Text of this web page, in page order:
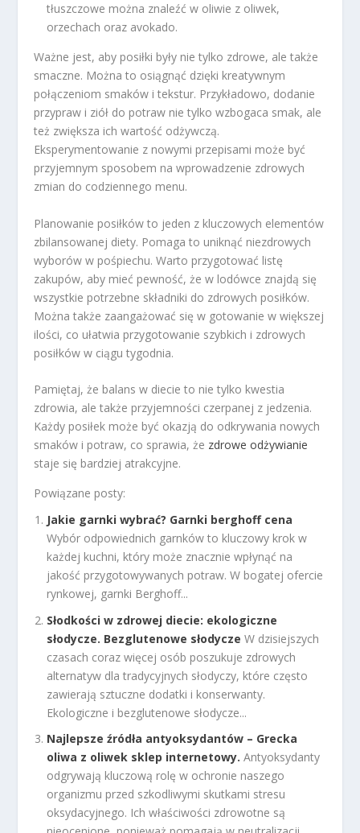
tłuszczowe można znaleźć w oliwie z oliwek,
orzechach oraz avokado.
Ważne jest, aby posiłki były nie tylko zdrowe, ale także
smaczne. Można to osiągnąć dzięki kreatywnym
połączeniom smaków i tekstur. Przykładowo, dodanie
przypraw i ziół do potraw nie tylko wzbogaca smak, ale
też zwiększa ich wartość odżywczą.
Eksperymentowanie z nowymi przepisami może być
przyjemnym sposobem na wprowadzenie zdrowych
zmian do codziennego menu.
Planowanie posiłków to jeden z kluczowych elementów
zbilansowanej diety. Pomaga to uniknąć niezdrowych
wyborów w pośpiechu. Warto przygotować listę
zakupów, aby mieć pewność, że w lodówce znajdą się
wszystkie potrzebne składniki do zdrowych posiłków.
Można także zaangażować się w gotowanie w większej
ilości, co ułatwia przygotowanie szybkich i zdrowych
posiłków w ciągu tygodnia.
Pamiętaj, że balans w diecie to nie tylko kwestia
zdrowia, ale także przyjemności czerpanej z jedzenia.
Każdy posiłek może być okazją do odkrywania nowych
smaków i potraw, co sprawia, że zdrowe odżywianie
staje się bardziej atrakcyjne.
Powiązane posty:
Jakie garnki wybrać? Garnki berghoff cena
Wybór odpowiednich garnków to kluczowy krok w
każdej kuchni, który może znacznie wpłynąć na
jakość przygotowywanych potraw. W bogatej ofercie
rynkowej, garnki Berghoff...
Słodkości w zdrowej diecie: ekologiczne
słodycze. Bezglutenowe słodycze W dzisiejszych
czasach coraz więcej osób poszukuje zdrowych
alternatyw dla tradycyjnych słodyczy, które często
zawierają sztuczne dodatki i konserwanty.
Ekologiczne i bezglutenowe słodycze...
Najlepsze źródła antyoksydantów – Grecka
oliwa z oliwek sklep internetowy. Antyoksydanty
odgrywają kluczową rolę w ochronie naszego
organizmu przed szkodliwymi skutkami stresu
oksydacyjnego. Ich właściwości zdrowotne są